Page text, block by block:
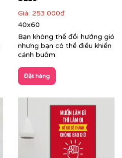
Giá: 253.000đ
40x60
Bạn không thể đổi hướng gió
nhưng bạn có thể điều khiển
cánh buồm
Đặt hàng